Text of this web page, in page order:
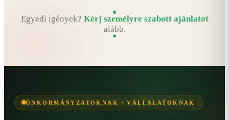
Egyedi igények? Kérj személyre szabott ajánlatot
alább.
ÖNKORMÁNYZATOKNAK / VÁLLALATOKNAK